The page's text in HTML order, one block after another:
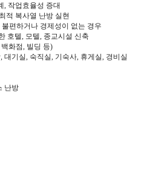
, 작업효율성 증대
적 복사열 난방 실현
편하거나 경제성이 없는 경우
호텔, 모텔, 종교시설 신축
화점, 빌딩 등)
대기실, 숙직실, 기숙사, 휴게실, 경비실
난방